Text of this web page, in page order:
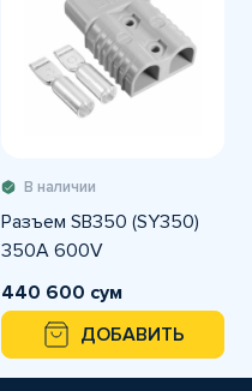
В наличии
Разъем SB350 (SY350)
350A 600V
440 600 сум
ДОБАВИТЬ